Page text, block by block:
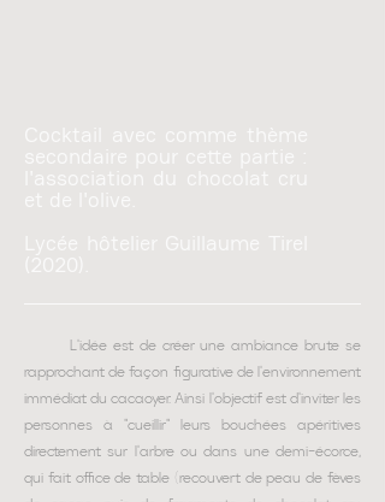
L'idée est de créer une ambiance brute se
rapprochant de façon figurative de l'environnement
immédiat du cacaoyer. Ainsi l'objectif est d'inviter les
personnes à "cueillir" leurs bouchées apéritives
directement sur l'arbre ou dans une demi-écorce,
qui fait office de table (recouvert de peau de fèves